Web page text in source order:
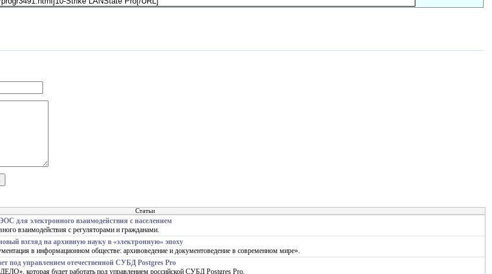
Статьи
для электронного взаимодействия с населением
взаимодействия с регуляторами и гражданами.
взгляд на архивную науку в «электронную» эпоху
в информационном обществе: архивоведение и документоведение в современном мире».
под управлением отечественной СУБД Postgres Pro
которая будет работать под управлением российской СУБД Postgres Pro.